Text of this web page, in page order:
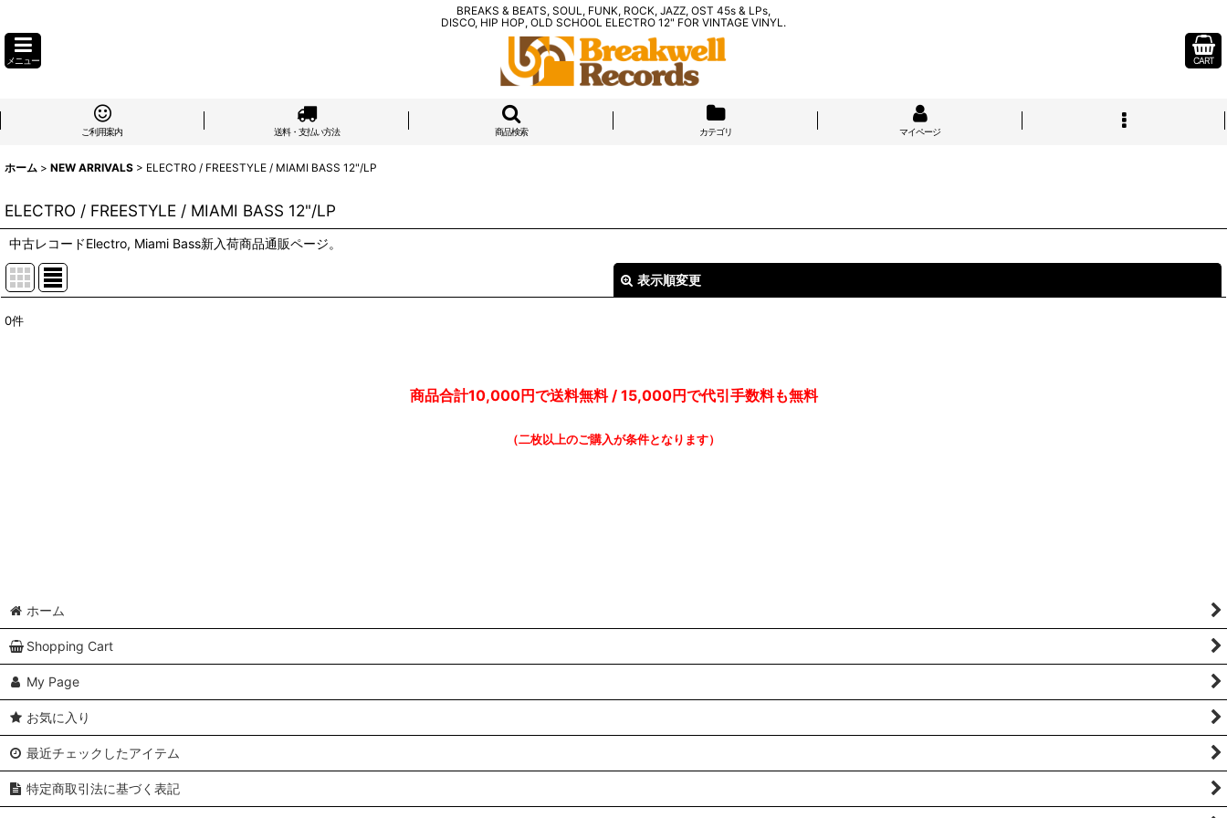
BREAKS & BEATS, SOUL, FUNK, ROCK, JAZZ, OST 45s & LPs,
DISCO, HIP HOP, OLD SCHOOL ELECTRO 12" FOR VINTAGE VINYL.
メニュー CART
ご利用案内 送料・支払い方法 商品検索 カテゴリ マイページ
ホーム > NEW ARRIVALS > ELECTRO / FREESTYLE / MIAMI BASS 12"/LP
ELECTRO / FREESTYLE / MIAMI BASS 12"/LP
中古レコードElectro, Miami Bass新入荷商品通販ページ。
表示順変更
表示数
0件
商品合計10,000円で送料無料 / 15,000円で代引手数料も無料
（二枚以上のご購入が条件となります）
ホーム
Shopping Cart
My Page
お気に入り
最近チェックしたアイテム
特定商取引法に基づく表記